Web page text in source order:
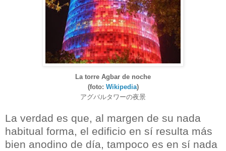
La torre Agbar de noche
(foto: Wikipedia)
アグバルタワーの夜景
La verdad es que, al margen de su nada
habitual forma, el edificio en sí resulta más
bien anodino de día, tampoco es en sí nada